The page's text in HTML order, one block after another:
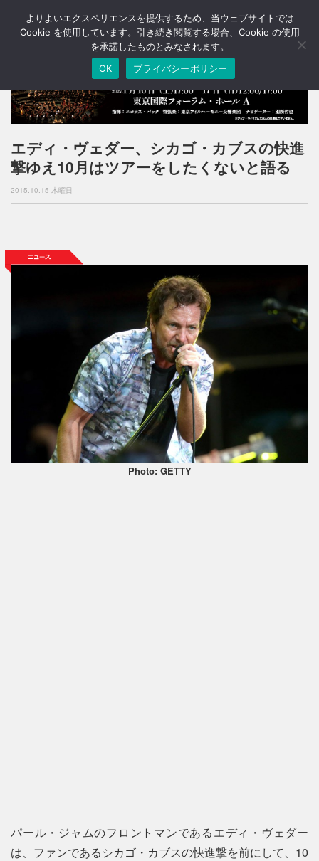
T
o
a
v
i
g
o
エディ・ヴェダー、シカゴ・カブスの快進
撃ゆえ10月はツアーをしたくないと語る
2015.10.15 木曜日
Photo: GETTY
パール・ジャムのフロントマンであるエディ・ヴェダー
は、ファンであるシカゴ・カブスの快進撃を前にして、10
よりよいエクスペリエンスを提供するため、当ウェブサイトでは
Cookie を使用しています。引き続き閲覧する場合、Cookie の使用
を承諾したものとみなされます。
OK
プライバシーポリシー